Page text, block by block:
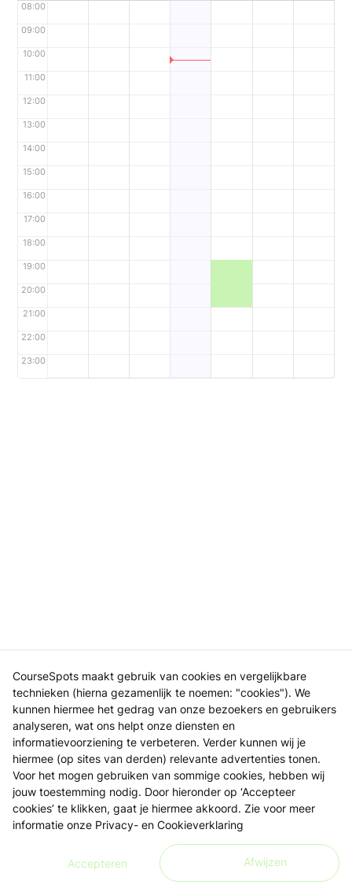
CourseSpots maakt gebruik van cookies en vergelijkbare
technieken (hierna gezamenlijk te noemen: "cookies"). We
kunnen hiermee het gedrag van onze bezoekers en gebruikers
analyseren, wat ons helpt onze diensten en
informatievoorziening te verbeteren. Verder kunnen wij je
hiermee (op sites van derden) relevante advertenties tonen.
Voor het mogen gebruiken van sommige cookies, hebben wij
jouw toestemming nodig. Door hieronder op ‘Accepteer
cookies’ te klikken, gaat je hiermee akkoord. Zie voor meer
informatie onze Privacy- en Cookieverklaring
Accepteren Afwijzen
08:00
09:00
10:00
11:00
12:00
13:00
14:00
15:00
16:00
17:00
18:00
19:00
20:00
21:00
22:00
23:00